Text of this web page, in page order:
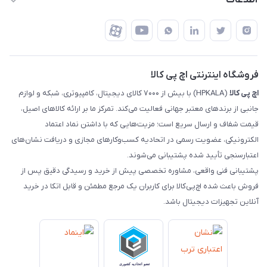
تهران - طبقه سوم تجاری - پلاک 11014
ضمانت اصالت کالا
رهگیری مرسولات چاپار
رهگیری مرسولات ماهکس
درباره ما
تماس با ما
فروشگاه اینترنتی اچ پی کالا
اچ‌ پی‌ کالا
(HPKALA) با بیش از ۷۰۰۰ کالای دیجیتال، کامپیوتری، شبکه و لوازم
جانبی از برندهای معتبر جهانی فعالیت می‌کند. تمرکز ما بر ارائه کالاهای اصیل،
قیمت شفاف و ارسال سریع است؛ مزیت‌هایی که با داشتن نماد اعتماد
الکترونیکی، عضویت رسمی در اتحادیه کسب‌وکارهای مجازی و دریافت نشان‌های
اعتبارسنجی تأیید شده پشتیبانی می‌شوند.
پشتیبانی فنی واقعی، مشاوره تخصصی پیش از خرید و رسیدگی دقیق پس از
فروش باعث شده اچ‌پی‌کالا برای کاربران یک مرجع مطمئن و قابل اتکا در خرید
آنلاین تجهیزات دیجیتال باشد.